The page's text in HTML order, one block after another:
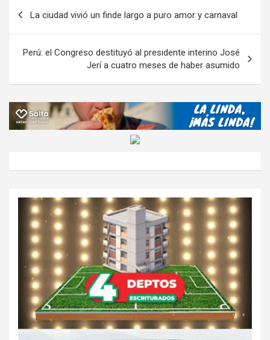
o
k
p
p
m
M
ail
er
ar
tir
entradas
La ciudad vivió un finde largo a puro amor y carnaval
Perú: el Congreso destituyó al presidente interino José
Jerí a cuatro meses de haber asumido